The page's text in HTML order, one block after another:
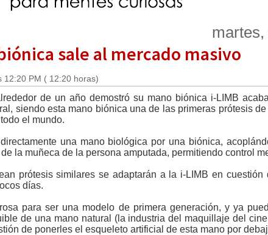
sale al mercado masivo
12:20 PM ( 12:20 horas)
de un año demostró su mano biónica i-LIMB
siendo esta mano biónica una de las primeras prótesis
el mundo.
una mano biológica por una biónica,
la muñeca de la persona amputada, permitiendo control
prótesis similares se adaptarán a la i-LIMB en cuestión
días.
para ser una modelo de primera generación, y ya
de una mano natural (la industria del maquillaje del
de ponerles el esqueleto artificial de esta mano por